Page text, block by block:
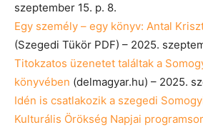
szeptember 15. p. 8.
Egy személy – egy könyv: Antal
(Szegedi Tükör PDF) – 2025.
Titokzatos üzenetet találtak a
könyvében (delmagyar.hu) – 2025.
Idén is csatlakozik a szegedi
Kulturális Örökség Napjai